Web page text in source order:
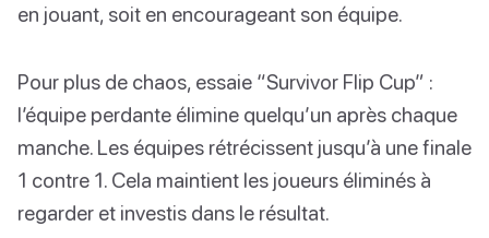
en jouant, soit en encourageant son équipe.
Pour plus de chaos, essaie “Survivor Flip Cup” :
l’équipe perdante élimine quelqu’un après chaque
manche. Les équipes rétrécissent jusqu’à une finale
1 contre 1. Cela maintient les joueurs éliminés à
regarder et investis dans le résultat.